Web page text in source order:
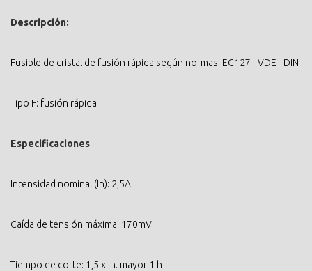
Descripción:
Fusible de cristal de fusión rápida según normas IEC127 - VDE - DIN
Tipo F: fusión rápida
Especificaciones
Intensidad nominal (In): 2,5A
Caída de tensión máxima: 170mV
Tiempo de corte: 1,5 x In. mayor 1 h